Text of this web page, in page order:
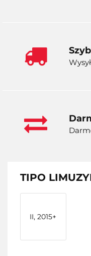
TIPO
II, 2015+